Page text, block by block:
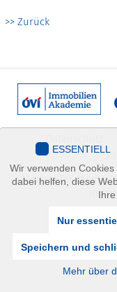
>> Zurück
Mariahilfer Straße
ESSENTIELL
Wir verwenden
dabei helfen, diese
Nur
Speichern und
Mehr über